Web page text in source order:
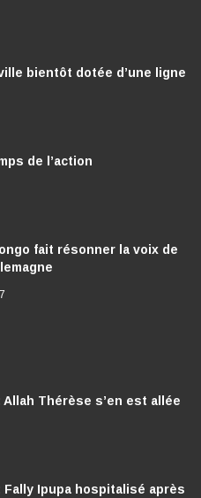
bientôt dotée d’une ligne
de l’action
fait résonner la voix de
Allah Thérèse s’en est allée
Fally Ipupa hospitalisé après